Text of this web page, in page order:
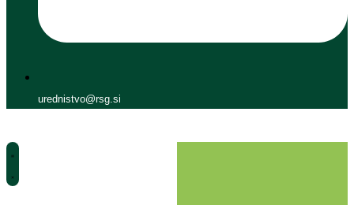
urednistvo@rsg.si